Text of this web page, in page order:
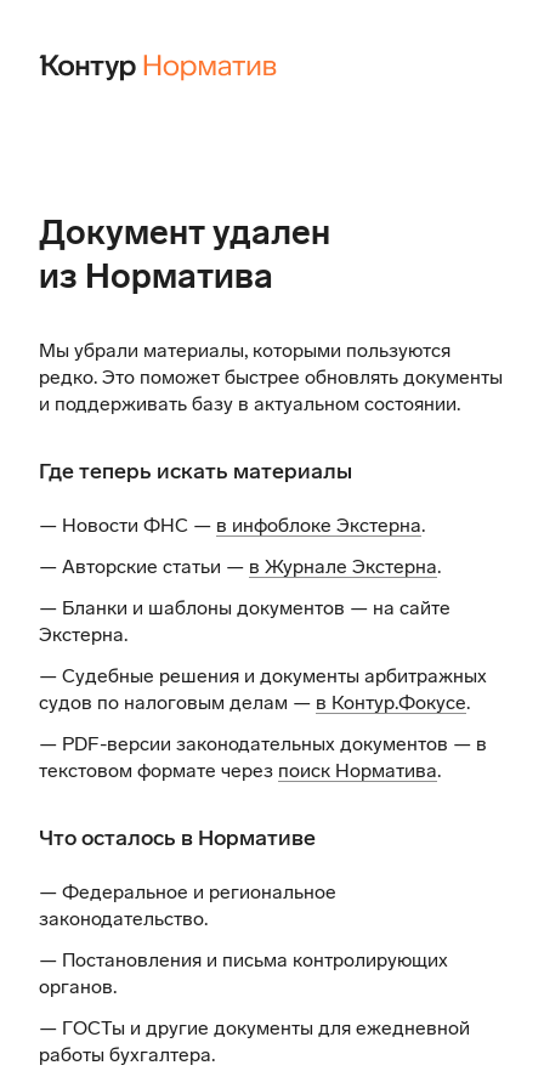
Документ удален
из Норматива
Мы убрали материалы, которыми пользуются
редко. Это поможет быстрее обновлять документы
и поддерживать базу в актуальном состоянии.
Где теперь искать материалы
— Новости ФНС — в инфоблоке Экстерна.
— Авторские статьи — в Журнале Экстерна.
— Бланки и шаблоны документов — на сайте
Экстерна.
— Судебные решения и документы арбитражных
судов по налоговым делам — в Контур.Фокусе.
— PDF-версии законодательных документов — в
текстовом формате через поиск Норматива.
Что осталось в Нормативе
— Федеральное и региональное
законодательство.
— Постановления и письма контролирующих
органов.
— ГОСТы и другие документы для ежедневной
работы бухгалтера.